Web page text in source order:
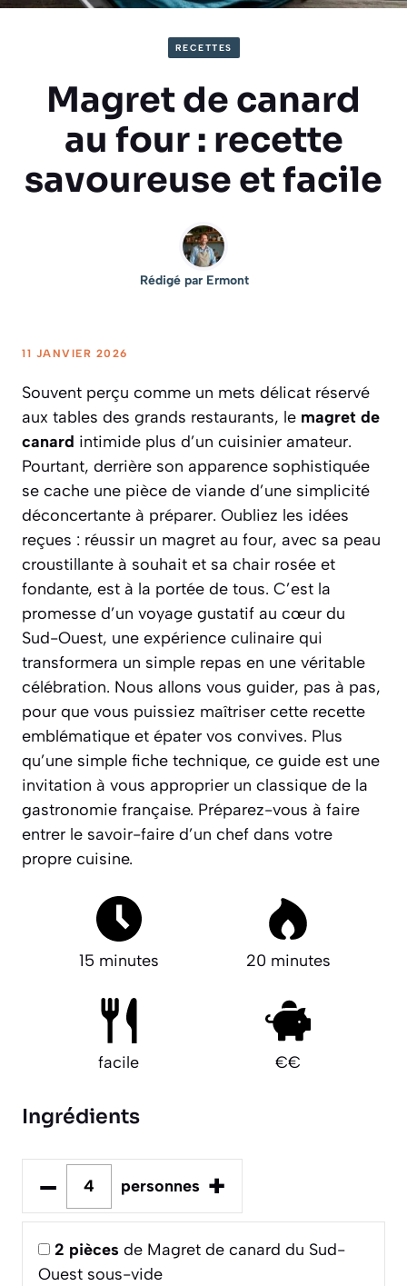
RECETTES
Magret de canard
au four : recette
savoureuse et facile
Rédigé par Ermont
11 JANVIER 2026
Souvent perçu comme un mets délicat réservé
aux tables des grands restaurants, le magret de
canard intimide plus d’un cuisinier amateur.
Pourtant, derrière son apparence sophistiquée
se cache une pièce de viande d’une simplicité
déconcertante à préparer. Oubliez les idées
reçues : réussir un magret au four, avec sa peau
croustillante à souhait et sa chair rosée et
fondante, est à la portée de tous. C’est la
promesse d’un voyage gustatif au cœur du
Sud-Ouest, une expérience culinaire qui
transformera un simple repas en une véritable
célébration. Nous allons vous guider, pas à pas,
pour que vous puissiez maîtriser cette recette
emblématique et épater vos convives. Plus
qu’une simple fiche technique, ce guide est une
invitation à vous approprier un classique de la
gastronomie française. Préparez-vous à faire
entrer le savoir-faire d’un chef dans votre
propre cuisine.
15 minutes 20 minutes
facile €€
Ingrédients
– personnes +
2 pièces de Magret de canard du Sud-
Ouest sous-vide